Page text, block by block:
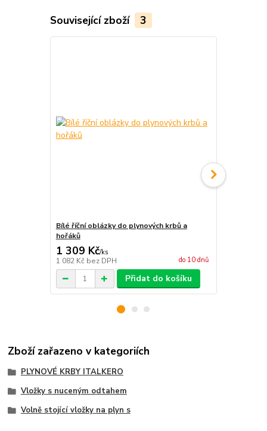
Související zboží 3
Bílé říční oblázky do plynových krbů a
hořáků
1 309 Kč/ks
1 082 Kč bez DPH do 10 dnů
Přidat do košíku
Zboží zařazeno v kategoriích
PLYNOVÉ KRBY ITALKERO
Vložky s nuceným odtahem
Volně stojící vložky na plyn s